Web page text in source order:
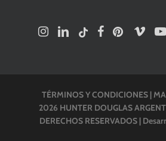
TÉRMINOS Y CONDICIONES|
2026 HUNTER DOUGLAS
DERECHOS RESERVADOS |